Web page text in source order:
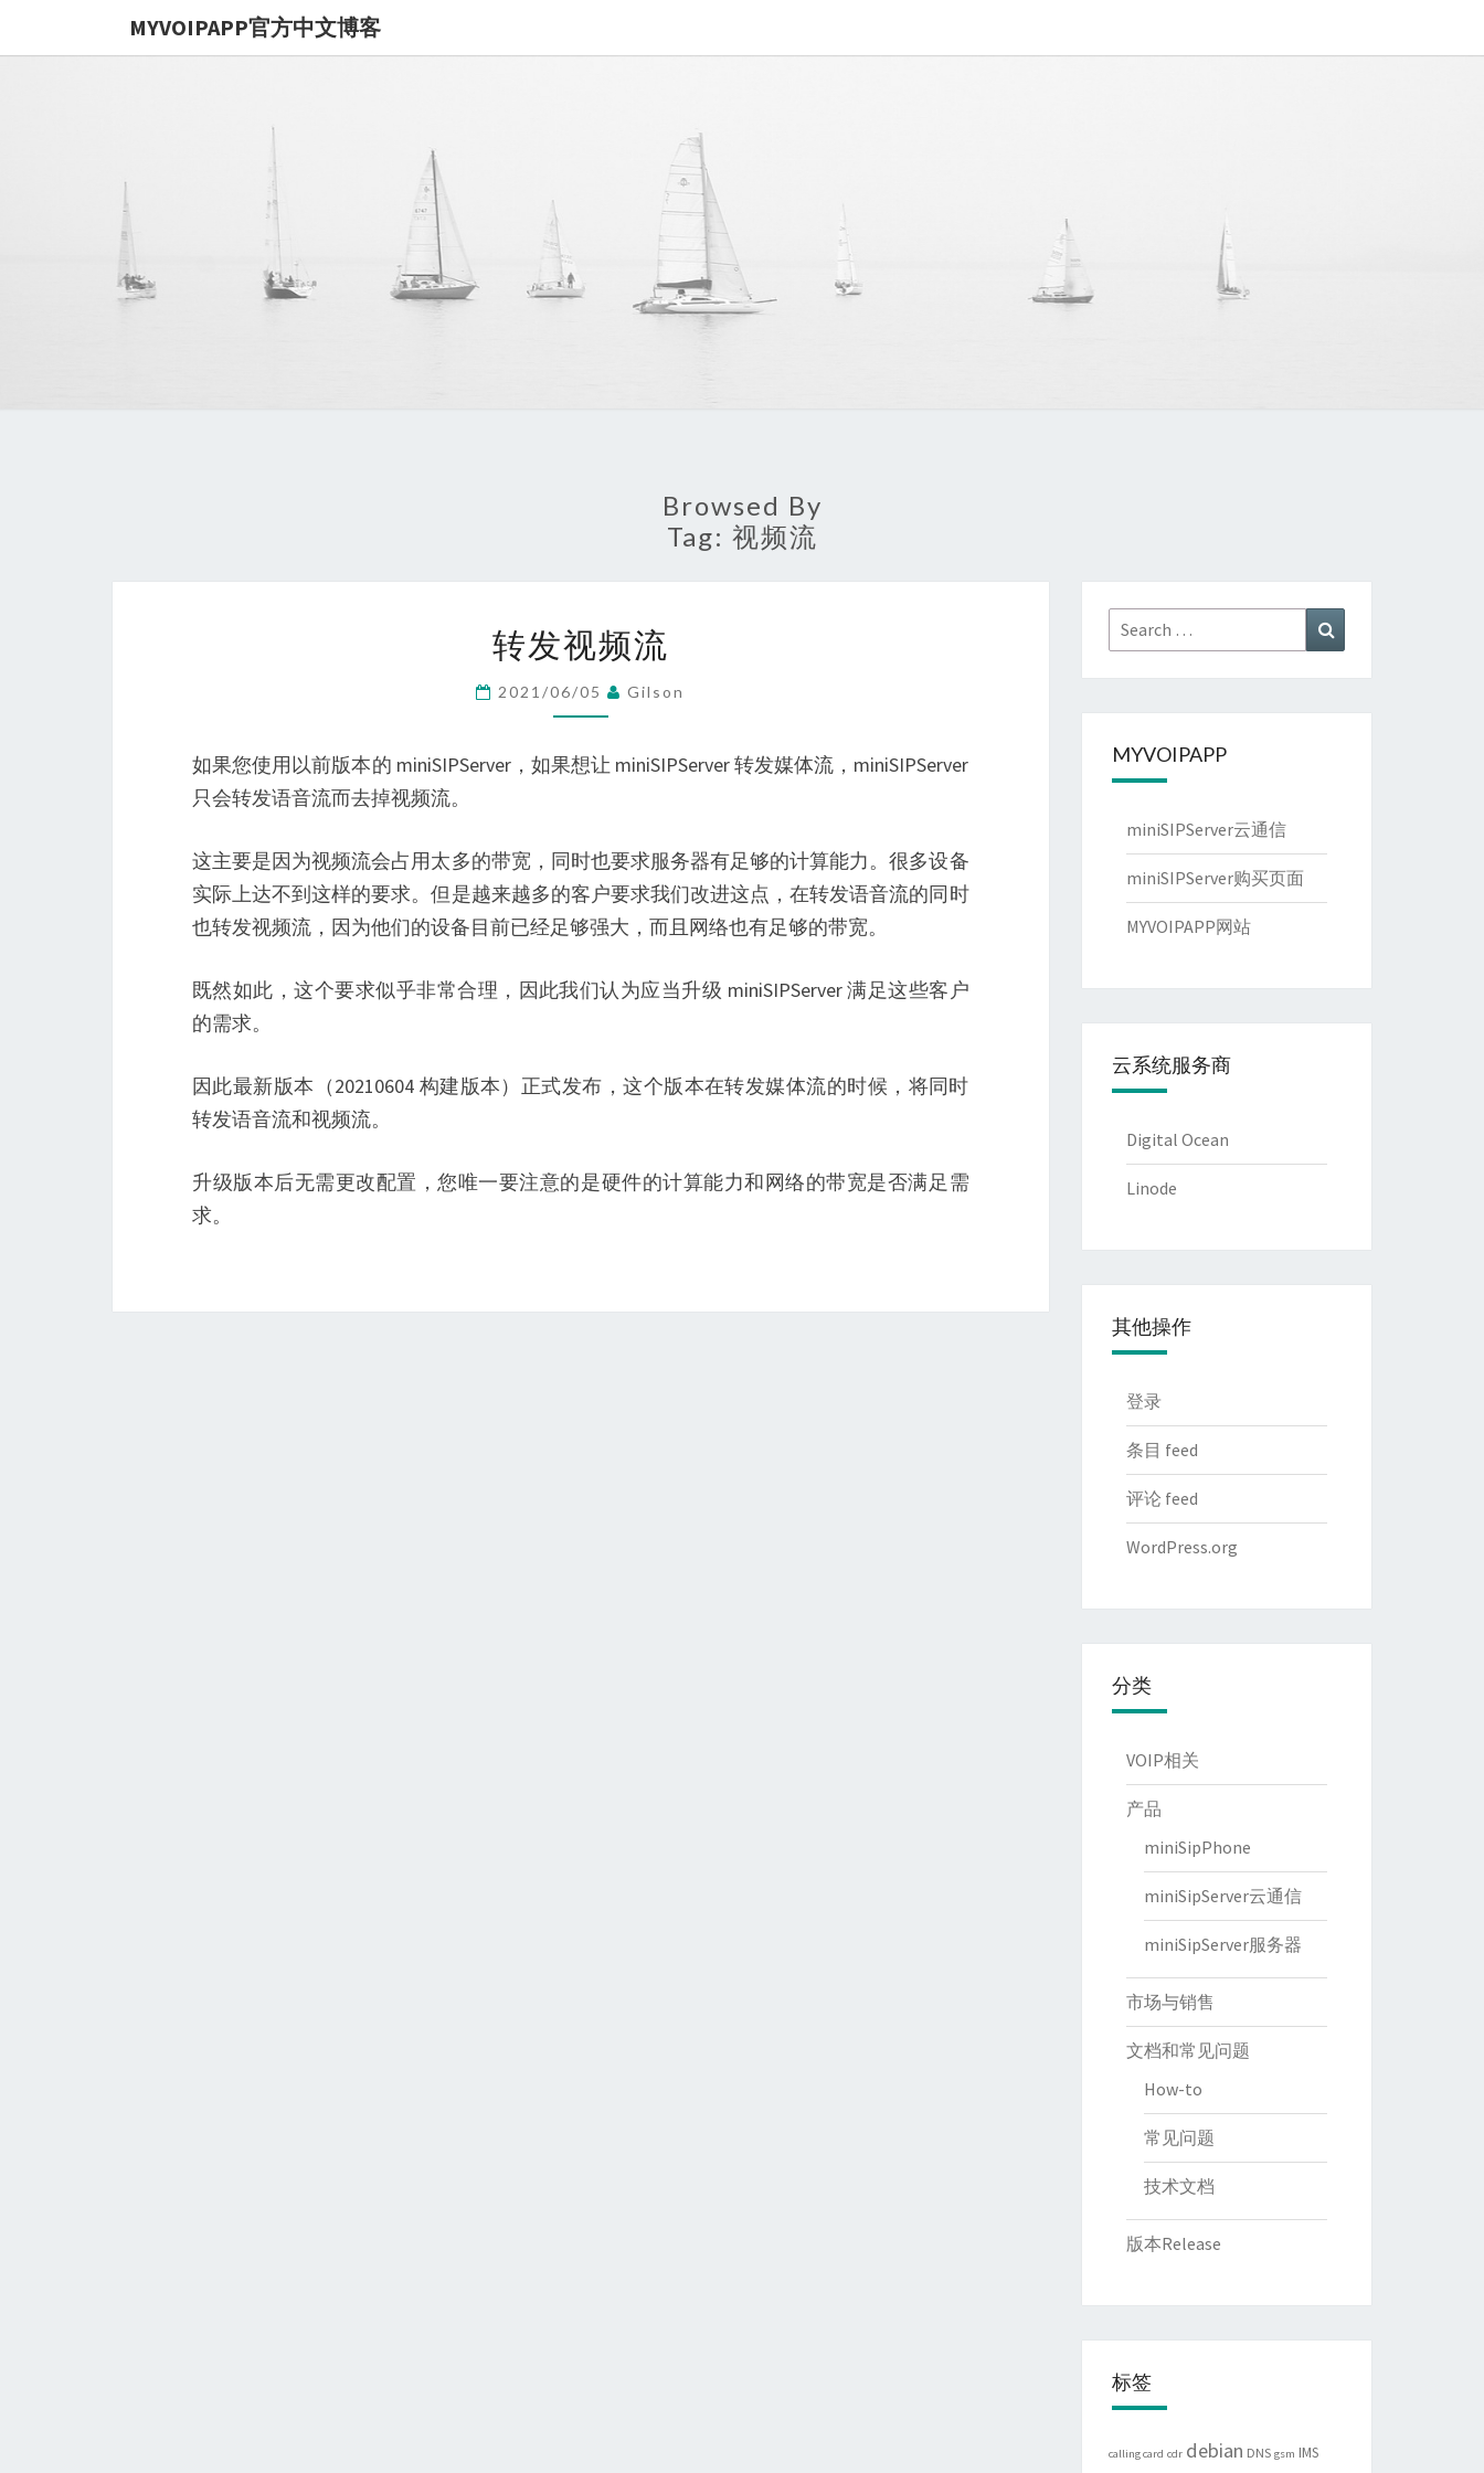
MYVOIPAPP官方中文博客
MYVOIPAPP
讨论
MYVOIPAPP
产品的点点滴
滴，推动中国
Browsed By
Tag: 视频流
发
视
频
流
转发视频流
2021/06/05 Gilson
如果您使用以前版本的 miniSIPServer，如果想让 miniSIPServer 转发媒体流，miniSIPServer
只会转发语音流而去掉视频流。
这主要是因为视频流会占用太多的带宽，同时也要求服务器有足够的计算能力。很多设备
实际上达不到这样的要求。但是越来越多的客户要求我们改进这点，在转发语音流的同时
也转发视频流，因为他们的设备目前已经足够强大，而且网络也有足够的带宽。
既然如此，这个要求似乎非常合理，因此我们认为应当升级 miniSIPServer 满足这些客户
的需求。
因此最新版本（20210604 构建版本）正式发布，这个版本在转发媒体流的时候，将同时
转发语音流和视频流。
升级版本后无需更改配置，您唯一要注意的是硬件的计算能力和网络的带宽是否满足需
求。
Search
for:
MYVOIPAPP
miniSIPServer云通信
miniSIPServer购买页面
MYVOIPAPP网站
云系统服务商
Digital Ocean
Linode
其他操作
登录
条目 feed
评论 feed
WordPress.org
分类
VOIP相关
产品
miniSipPhone
miniSipServer云通信
miniSipServer服务器
市场与销售
文档和常见问题
How-to
常见问题
技术文档
版本Release
标签
calling card cdr debian DNS gsm IMS